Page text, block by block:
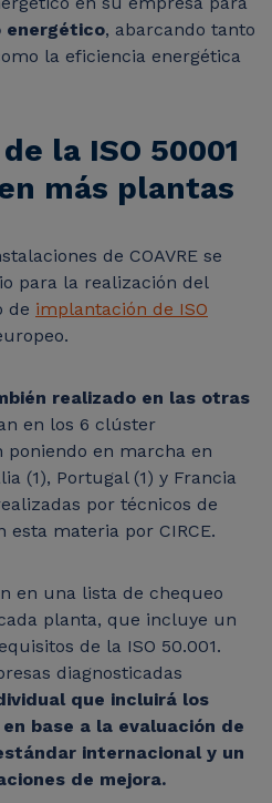
energético, abarcando tanto
la eficiencia energética
la ISO 50001
más plantas
de COAVRE se
para la realización del
de implantación de ISO
realizado en las otras
en los 6 clúster
poniendo en marcha en
(1), Portugal (1) y Francia
por técnicos de
esta materia por CIRCE.
en una lista de chequeo
planta, que incluye un
de la ISO 50.001.
diagnosticadas
que incluirá los
base a la evaluación de
internacional y un
de mejora.